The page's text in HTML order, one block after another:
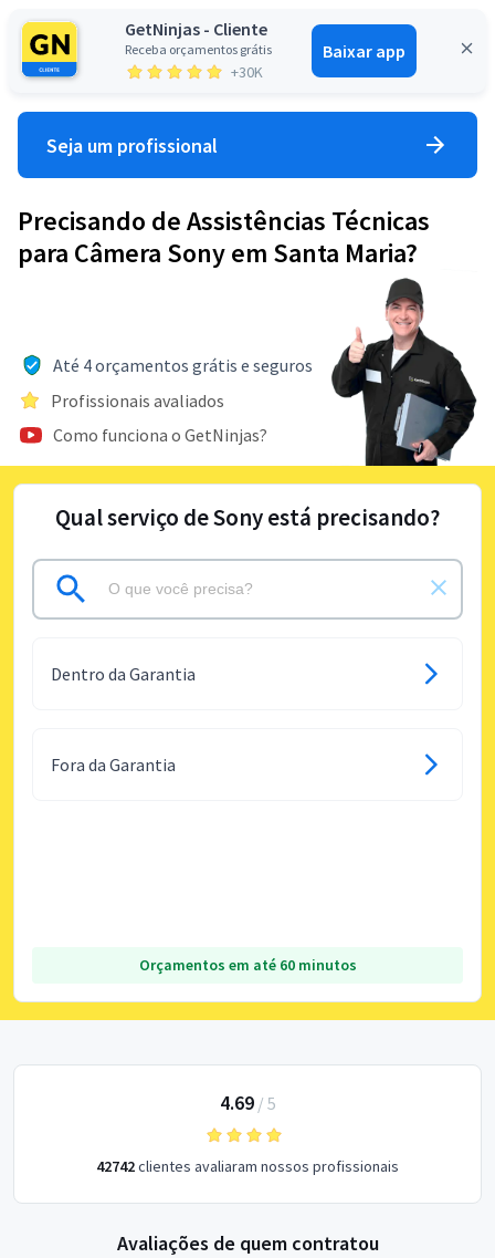
GetNinjas - Cliente
Receba orçamentos grátis
+30K
Baixar app
Entrar
Seja um profissional
Precisando de Assistências Técnicas
para Câmera Sony em Santa Maria?
Até 4 orçamentos grátis e seguros
Profissionais avaliados
Como funciona o GetNinjas?
Qual serviço de Sony está precisando?
Dentro da Garantia
Fora da Garantia
Orçamentos em até 60 minutos
4.69/ 5
42742clientes avaliaram nossos profissionais
Avaliações de quem contratou